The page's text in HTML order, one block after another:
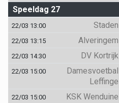
Speeldag 27
22/03 13:00 Staden
22/03 13:15 Alveringem
22/03 14:30 DV Kortrijk
22/03 15:00
Damesvoetbal
Leffinge
22/03 15:00 KSK Wenduine